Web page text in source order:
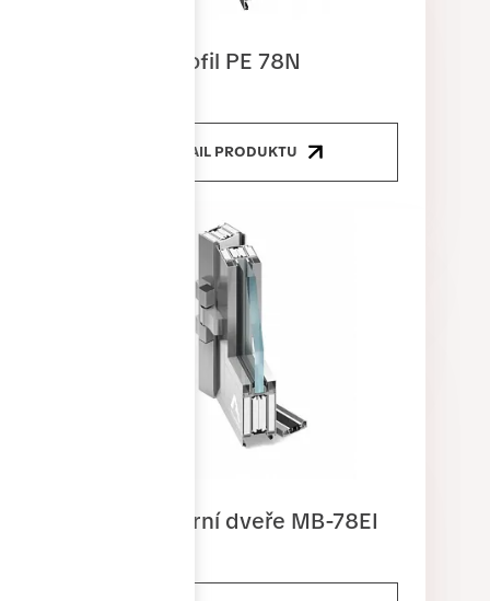
Dveřní profil PE 78N
DETAIL PRODUKTU
Protipožární dveře MB-78EI